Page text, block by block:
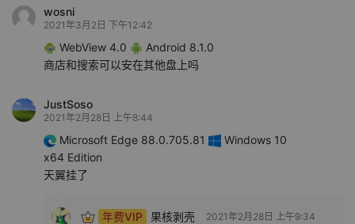
wosni
2021年3月2日 下午12:42
WebView 4.0
Android 8.1.0
商店和搜索可以安在其他盘上吗
JustSoso
2021年2月28日 上午8:44
Microsoft Edge 88.0.705.81
Windows 10
x64 Edition
天翼挂了
年费VIP 果核剥壳 2021年2月28日 上午9:34